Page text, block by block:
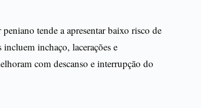
tende a apresentar baixo risco de
inchaço, lacerações e
com descanso e interrupção do